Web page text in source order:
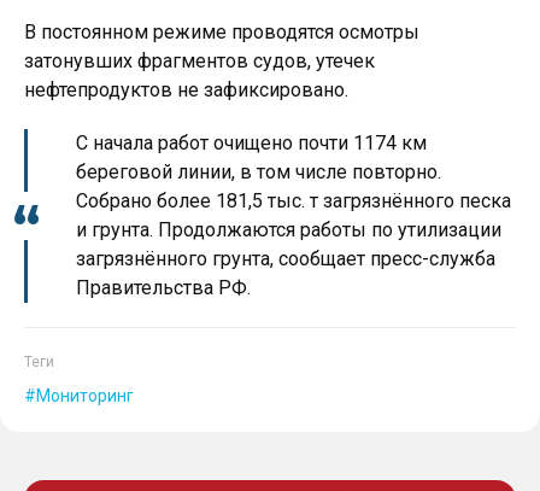
В постоянном режиме проводятся осмотры
затонувших фрагментов судов, утечек
нефтепродуктов не зафиксировано.
С начала работ очищено почти 1174 км
береговой линии, в том числе повторно.
Собрано более 181,5 тыс. т загрязнённого песка
и грунта. Продолжаются работы по утилизации
загрязнённого грунта, сообщает пресс-служба
Правительства РФ.
Теги
Мониторинг